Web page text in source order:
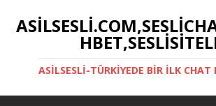
ASILSESLI-TÜRKIYEDE BIR İLK CHAT